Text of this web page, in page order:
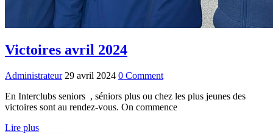
Victoires avril 2024
Administrateur 29 avril 2024 0 Comment
En Interclubs seniors , séniors plus ou chez les plus jeunes des
victoires sont au rendez-vous. On commence
Lire plus